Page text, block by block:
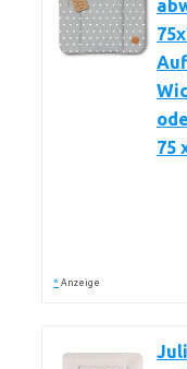
75
* Anzeige